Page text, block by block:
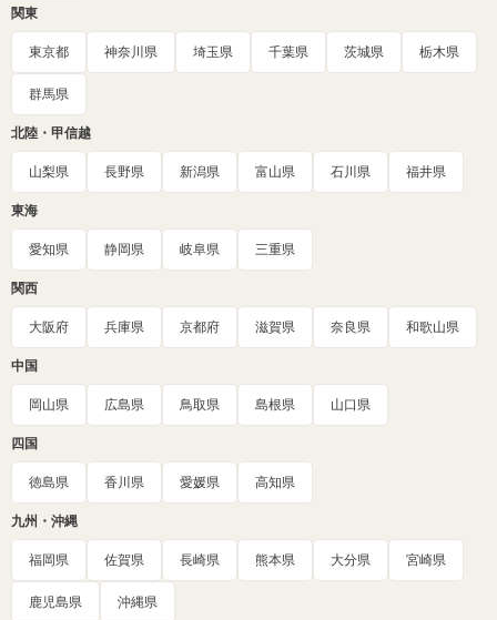
関東
東京都 神奈川県 埼玉県 千葉県 茨城県 栃木県
群馬県
北陸・甲信越
山梨県 長野県 新潟県 富山県 石川県 福井県
東海
愛知県 静岡県 岐阜県 三重県
関西
大阪府 兵庫県 京都府 滋賀県 奈良県 和歌山県
中国
岡山県 広島県 鳥取県 島根県 山口県
四国
徳島県 香川県 愛媛県 高知県
九州・沖縄
福岡県 佐賀県 長崎県 熊本県 大分県 宮崎県
鹿児島県 沖縄県